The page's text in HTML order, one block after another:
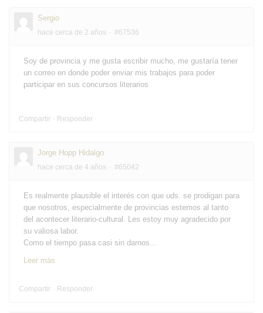
Sergio
hace cerca de 2 años #67536
Soy de provincia y me gusta escribir mucho, me gustaría tener
un correo en donde poder enviar mis trabajos para poder
participar en sus concursos literarios
Compartir Responder
Jorge Hopp Hidalgo
hace cerca de 4 años #65042
Es realmente plausible el interés con que uds. se prodigan para
que nosotros, especialmente de provincias estemos al tanto
del acontecer literario-cultural. Les estoy muy agradecido por
su valiosa labor.
Como el tiempo pasa casi sin darnos...
Leer más
Compartir Responder